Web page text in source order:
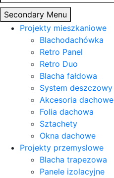
Secondary Menu
Projekty mieszkaniowe
Blachodachówka
Retro Panel
Retro Duo
Blacha fałdowa
System deszczowy
Akcesoria dachowe
Folia dachowa
Sztachety
Okna dachowe
Projekty przemyslowe
Blacha trapezowa
Panele izolacyjne